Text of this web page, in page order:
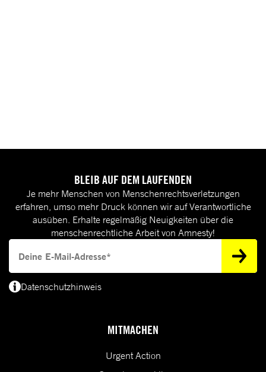
MITMACHEN
Urgent Action
BLEIB AUF DEM LAUFENDEN
Je mehr Menschen von Menschenrechtsverletzungen
erfahren, umso mehr Druck können wir auf Verantwortliche
ausüben. Erhalte regelmäßig Neuigkeiten über die
menschenrechtliche Arbeit von Amnesty!
Datenschutzhinweis